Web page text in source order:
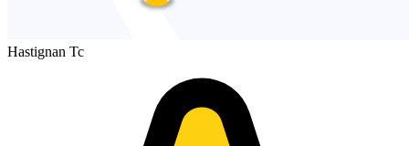
Hastignan Tc